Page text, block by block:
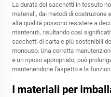
La durata dei sacchetti in tessuto
materiali, dai metodi di costruzione
alta qualità possono resistere a
mantenuti, risultando così
sacchetti di carta e più sostenibili
monouso. Una corretta
e un riposo appropriato, può
mantenendone l'aspetto e la
I materiali per